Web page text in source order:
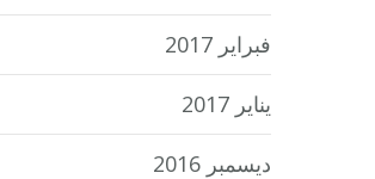
فبراير 2017
يناير 2017
ديسمبر 2016